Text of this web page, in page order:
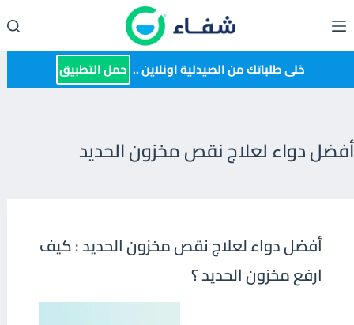
إلى
المحتوى خلى طلباتك من الصيدلية اونلاين .. حمل التطبيق
أفضل دواء لعلاج نقص مخزون الحديد
أفضل دواء لعلاج نقص مخزون الحديد : كيف
ارفع مخزون الحديد ؟